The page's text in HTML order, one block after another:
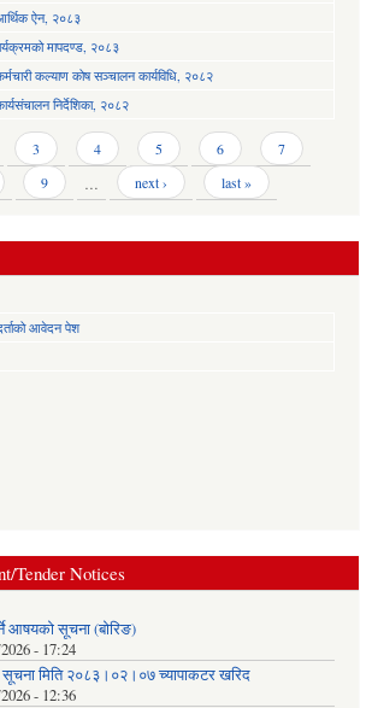
ऐन, २०८३
मापदण्ड, २०८३
कल्याण कोष सञ्चालन कार्यविधि, २०८२
निर्देशिका, २०८२
3 4 5 6
7
9 … next › last »
आवेदन पेश
Tender Notices
आषयको सूचना (बोरिङ)
- 17:24
मिति २०८३।०२।०७ च्यापाकटर खरिद
- 12:36